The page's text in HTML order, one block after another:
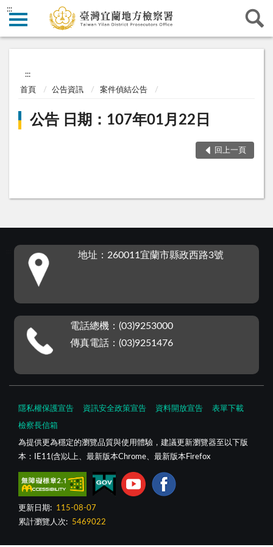
:::
:::
首頁 公告資訊 案件偵結公告
公告 日期：107年01月22日
回上一頁
地址：260011宜蘭市縣政西路3號
電話總機：(03)9253000
傳真電話：(03)9251476
隱私權保護宣告 資訊安全政策宣告 資料開放宣告 表單下載
檢察長信箱
為提供更為穩定的瀏覽品質與使用體驗，建議更新瀏覽器至以下版
本：IE11(含)以上、最新版本Chrome、最新版本Firefox
更新日期:
115-08-07
累計瀏覽人次:
5469022